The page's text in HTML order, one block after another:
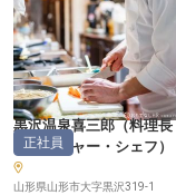
ん、予約管理やお問い合わせ対
そしてゲストサービスやバトラ
務を通じて、お客様一人ひとり
わせたきめ細やかなおもてなし
供します。 イベント企画にも携わ
り、お客様の心に残る特別な体
創造するやりがいを感じられる
ょう。 ーー【充実の待遇と成長を
後押しする環境】 当施設では、
タッフが安心して長く働けるよ
実した福利厚生を整えています。
給与は月給250,000円〜450,000
で、経験と能力を正当に評価。
保険完備、研修制度、資格取得
黒沢温泉喜三郎（料理長
マネージャー・シェフ ）
正社員
山形県山形市大字黒沢319-1